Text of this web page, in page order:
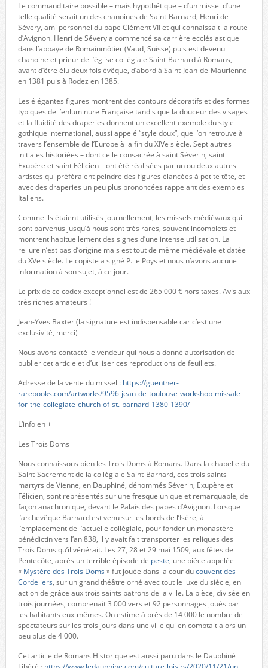
Le commanditaire possible – mais hypothétique – d’un missel d’une
telle qualité serait un des chanoines de Saint-Barnard, Henri de
Sévery, ami personnel du pape Clément VII et qui connaissait la route
d’Avignon. Henri de Sévery a commencé sa carrière ecclésiastique
dans l’abbaye de Romainmôtier (Vaud, Suisse) puis est devenu
chanoine et prieur de l’église collégiale Saint-Barnard à Romans,
avant d’être élu deux fois évêque, d’abord à Saint-Jean-de-Maurienne
en 1381 puis à Rodez en 1385.
Les élégantes figures montrent des contours décoratifs et des formes
typiques de l’enluminure Française tandis que la douceur des visages
et la fluidité des draperies donnent un excellent exemple du style
gothique international, aussi appelé “style doux”, que l’on retrouve à
travers l’ensemble de l’Europe à la fin du XIVe siècle. Sept autres
initiales historiées – dont celle consacrée à saint Séverin, saint
Exupère et saint Félicien – ont été réalisées par un ou deux autres
artistes qui préféraient peindre des figures élancées à petite tête, et
avec des draperies un peu plus prononcées rappelant des exemples
Italiens.
Comme ils étaient utilisés journellement, les missels médiévaux qui
sont parvenus jusqu’à nous sont très rares, souvent incomplets et
montrent habituellement des signes d’une intense utilisation. La
reliure n’est pas d’origine mais est tout de même médiévale et datée
du XVe siècle. Le copiste a signé P. le Poys et nous n’avons aucune
information à son sujet, à ce jour.
Le prix de ce codex exceptionnel est de 265 000 € hors taxes. Avis aux
très riches amateurs !
Jean-Yves Baxter (la signature est indispensable car c’est une
exclusivité, merci)
Nous avons contacté le vendeur qui nous a donné autorisation de
publier cet article et d’utiliser ces reproductions de feuillets.
Adresse de la vente du missel : https://guenther-
rarebooks.com/artworks/9596-jean-de-toulouse-workshop-missale-
for-the-collegiate-church-of-st.-barnard-1380-1390/
L’info en +
Les Trois Doms
Nous connaissons bien les Trois Doms à Romans. Dans la chapelle du
Saint-Sacrement de la collégiale Saint-Barnard, ces trois saints
martyrs de Vienne, en Dauphiné, dénommés Séverin, Exupère et
Félicien, sont représentés sur une fresque unique et remarquable, de
façon anachronique, devant le Palais des papes d’Avignon. Lorsque
l’archevêque Barnard est venu sur les bords de l’Isère, à
l’emplacement de l’actuelle collégiale, pour fonder un monastère
bénédictin vers l’an 838, il y avait fait transporter les reliques des
Trois Doms qu’il vénérait. Les 27, 28 et 29 mai 1509, aux fêtes de
Pentecôte, après un terrible épisode de peste, une pièce appelée
« Mystère des Trois Doms » fut jouée dans la cour ducouvent des
Cordeliers, sur un grand théâtre orné avec tout le luxe du siècle, en
action de grâce aux trois saints patrons de la ville. La pièce, divisée en
trois journées, comprenait 3 000 vers et 92 personnages joués par
les habitants eux-mêmes. On estime à près de 14 000 le nombre de
spectateurs sur les trois jours dans une ville qui en comptait alors un
peu plus de 4 000.
Cet article de Romans Historique est aussi paru dans le Dauphiné